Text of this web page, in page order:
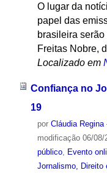
O lugar da
papel das
brasileira
Freitas Nobre,
Localizado em
Confiança no
19
por Cláudia Regina
modificação06/08/
público, Evento
Jornalismo, Direito